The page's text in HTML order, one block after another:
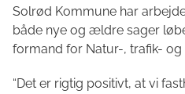
Solrød Kommune har
både nye og ældre sager
formand for Natur-, trafik- og
“Det er rigtig positivt, at vi